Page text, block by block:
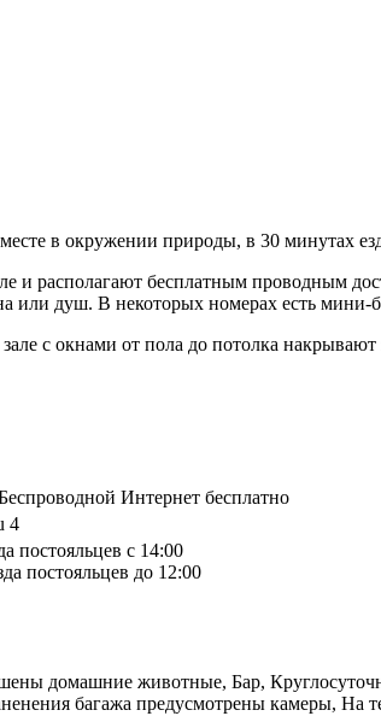
в окружении природы, в 30 минутах
и располагают бесплатным проводным
или душ. В некоторых номерах есть мини-
с окнами от пола до потолка
Интернет бесплатно
4
постояльцев с 14:00
постояльцев до 12:00
домашние животные, Бар,
багажа предусмотрены камеры, На